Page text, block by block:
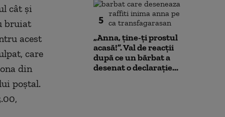
cât şi
bruiat
acest
care
din
poştal.
5
„Anna, ţine-ţi prostul
acasă!”. Val de reacții
după ce un bărbat a
desenat o declarație...